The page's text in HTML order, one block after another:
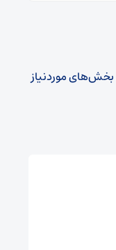
بخش‌های موردنیاز